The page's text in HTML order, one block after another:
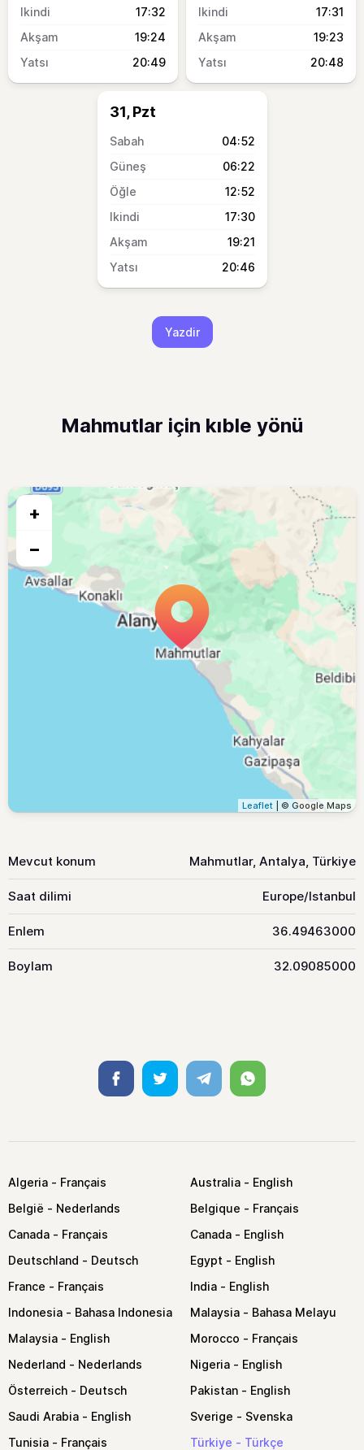
17:32
19:24
20:49
17:31
19:23
20:48
31, Pzt
04:52
06:22
12:52
17:30
19:21
20:46
Yazdir
Mahmutlar için kıble yönü
+
−
Leaflet | © Google Maps
Mevcut konum Mahmutlar, Antalya, Türkiye
Saat dilimi Europe/Istanbul
Enlem 36.49463000
Boylam 32.09085000
FacebookTwitter TelegramWhatsapp
Algeria
Australia
België
Belgique
Canada
Canada
Deutschland
Egypt
France
India
Indonesia
Malaysia
Malaysia
Morocco
Nederland
Nigeria
Österreich
Pakistan
Saudi Arabia
Sverige
Tunisia
Türkiye